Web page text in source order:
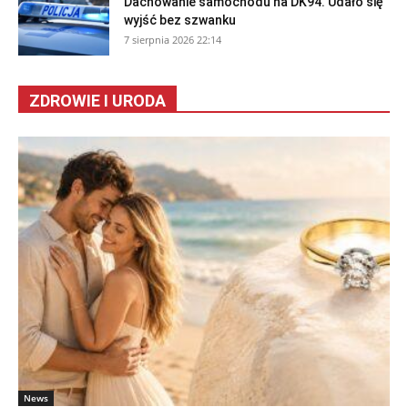
wyjść bez szwanku
7 sierpnia 2026 22:14
ZDROWIE I URODA
News